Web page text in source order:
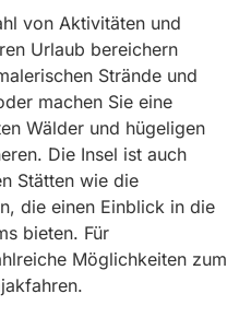
von Aktivitäten und
Urlaub bereichern
Strände und
machen Sie eine
Wälder und hügeligen
Die Insel ist auch
Stätten wie die
die einen Einblick in die
bieten. Für
Möglichkeiten zum